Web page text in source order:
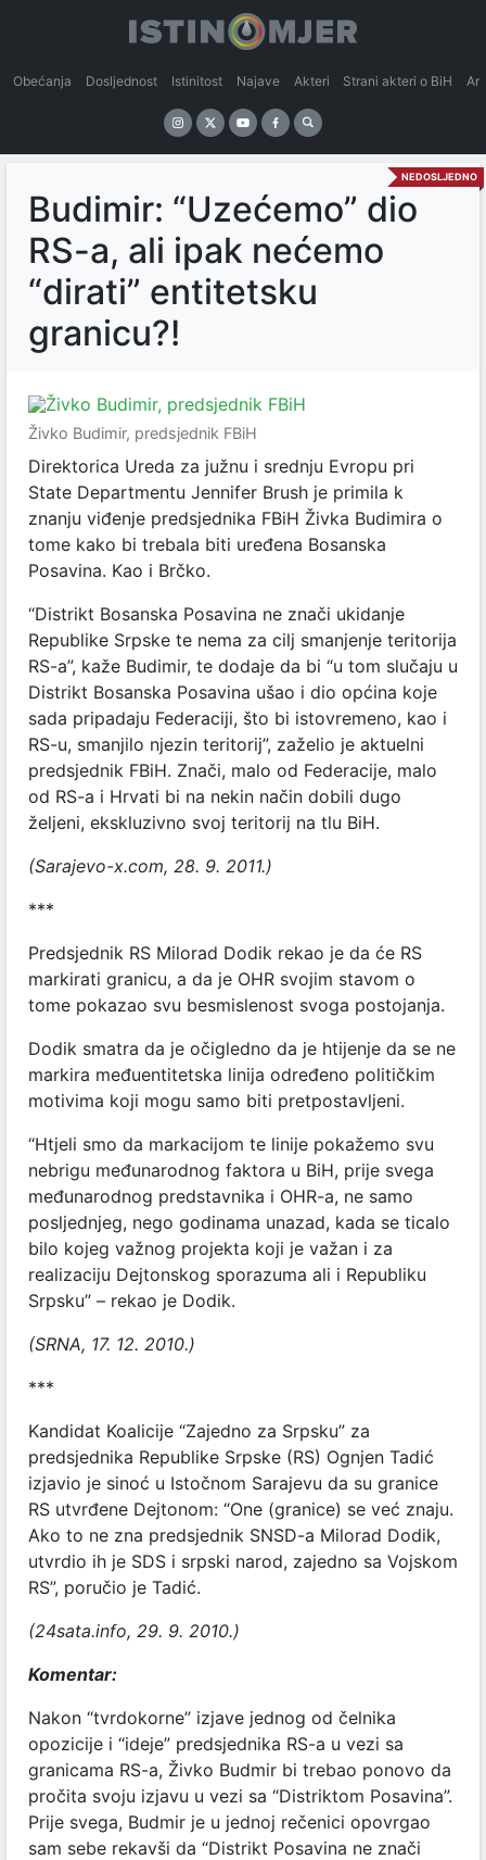
Obećanja Dosljednost Istinitost Najave Akteri Strani akteri o BiH
NEDOSLJEDNO
Budimir: “Uzećemo” dio
RS-a, ali ipak nećemo
“dirati” entitetsku
granicu?!
Živko Budimir, predsjednik FBiH
Direktorica Ureda za južnu i srednju Evropu pri
State Departmentu Jennifer Brush je primila k
znanju viđenje predsjednika FBiH Živka Budimira o
tome kako bi trebala biti uređena Bosanska
Posavina. Kao i Brčko.
“Distrikt Bosanska Posavina ne znači ukidanje
Republike Srpske te nema za cilj smanjenje teritorija
RS-a”, kaže Budimir, te dodaje da bi “u tom slučaju u
Distrikt Bosanska Posavina ušao i dio općina koje
sada pripadaju Federaciji, što bi istovremeno, kao i
RS-u, smanjilo njezin teritorij”, zaželio je aktuelni
predsjednik FBiH. Znači, malo od Federacije, malo
od RS-a i Hrvati bi na nekin način dobili dugo
željeni, ekskluzivno svoj teritorij na tlu BiH.
(Sarajevo-x.com, 28. 9. 2011.)
***
Predsjednik RS Milorad Dodik rekao je da će RS
markirati granicu, a da je OHR svojim stavom o
tome pokazao svu besmislenost svoga postojanja.
Dodik smatra da je očigledno da je htijenje da se ne
markira međuentitetska linija određeno političkim
motivima koji mogu samo biti pretpostavljeni.
“Htjeli smo da markacijom te linije pokažemo svu
nebrigu međunarodnog faktora u BiH, prije svega
međunarodnog predstavnika i OHR-a, ne samo
posljednjeg, nego godinama unazad, kada se ticalo
bilo kojeg važnog projekta koji je važan i za
realizaciju Dejtonskog sporazuma ali i Republiku
Srpsku” – rekao je Dodik.
(SRNA, 17. 12. 2010.)
***
Kandidat Koalicije “Zajedno za Srpsku” za
predsjednika Republike Srpske (RS) Ognjen Tadić
izjavio je sinoć u Istočnom Sarajevu da su granice
RS utvrđene Dejtonom: “One (granice) se već znaju.
Ako to ne zna predsjednik SNSD-a Milorad Dodik,
utvrdio ih je SDS i srpski narod, zajedno sa Vojskom
RS”, poručio je Tadić.
(24sata.info, 29. 9. 2010.)
Komentar:
Nakon “tvrdokorne” izjave jednog od čelnika
opozicije i “ideje” predsjednika RS-a u vezi sa
granicama RS-a, Živko Budmir bi trebao ponovo da
pročita svoju izjavu u vezi sa “Distriktom Posavina”.
Prije svega, Budmir je u jednoj rečenici opovrgao
sam sebe rekavši da “Distrikt Posavina ne znači